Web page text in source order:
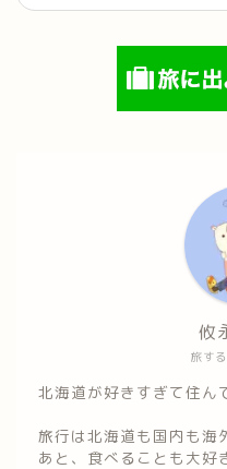
旅す
攸
北海道が好きすぎて住ん
旅行は北海道も国内も海
あと、食べることも大好